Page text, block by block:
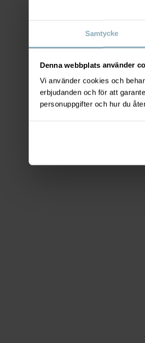
Samtycke
Denna webbplats använder
Vi använder cookies och
erbjudanden och för att
personuppgifter och hur du